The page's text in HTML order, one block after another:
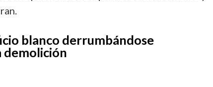
blanco derrumbándose
demolición